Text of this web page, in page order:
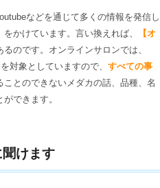
などを通じて多くの情報を発信し
をかけています。言い換えれば、
【オ
るのです。オンラインサロンでは、
対象としていますので、 すべての事
ことのできないメダカの話、品種、名
できます。
けます